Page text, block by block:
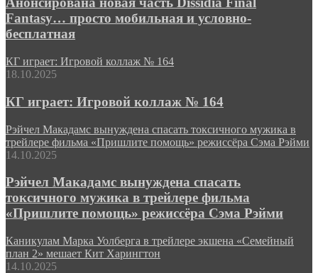
Fantasy… просто мобильная и условно-
бесплатная
КГ играет: Игровой коллаж № 164
18.10.2025
КГ играет: Игровой коллаж № 164
Рэйчел Макадамс вынуждена спасать токсичного мужика в
трейлере фильма «Пришлите помощь» режиссёра Сэма Рэйми
14.10.2025
Рэйчел Макадамс вынуждена спасать
токсичного мужика в трейлере фильма
«Пришлите помощь» режиссёра Сэма Рэйми
Каникулам Марка Уолберга в трейлере экшена «Семейный
план 2» мешает Кит Харингтон
14.10.2025